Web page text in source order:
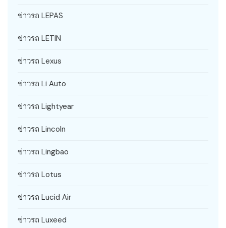
ข่าวรถ LEPAS
ข่าวรถ LETIN
ข่าวรถ Lexus
ข่าวรถ Li Auto
ข่าวรถ Lightyear
ข่าวรถ Lincoln
ข่าวรถ Lingbao
ข่าวรถ Lotus
ข่าวรถ Lucid Air
ข่าวรถ Luxeed